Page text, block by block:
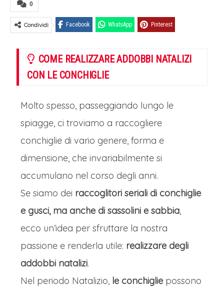
0
Condividi Facebook WhatsApp Pinterest
COME REALIZZARE ADDOBBI NATALIZI
CON LE CONCHIGLIE
Molto spesso, passeggiando lungo le
spiagge, ci troviamo a raccogliere
conchiglie di vario genere, forma e
dimensione, che invariabilmente si
accumulano nel corso degli anni.
Se siamo dei raccoglitori seriali di conchiglie
e gusci, ma anche di sassolini e sabbia,
ecco un’idea per sfruttare la nostra
passione e renderla utile: realizzare degli
addobbi natalizi.
Nel periodo Natalizio, le conchiglie possono